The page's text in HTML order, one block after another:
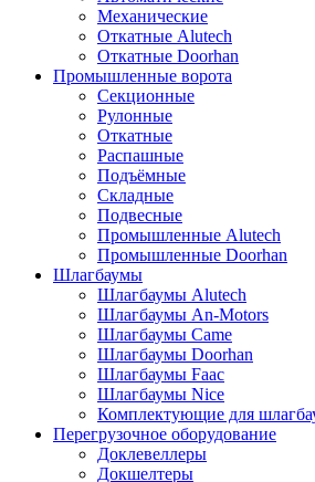
Механические
Откатные Alutech
Откатные Doorhan
Промышленные ворота
Секционные
Рулонные
Откатные
Распашные
Подъёмные
Складные
Подвесные
Промышленные Alutech
Промышленные Doorhan
Шлагбаумы
Шлагбаумы Alutech
Шлагбаумы An-Motors
Шлагбаумы Came
Шлагбаумы Doorhan
Шлагбаумы Faac
Шлагбаумы Nice
Комплектующие для
Перегрузочное оборудование
Доклевеллеры
Докшелтеры